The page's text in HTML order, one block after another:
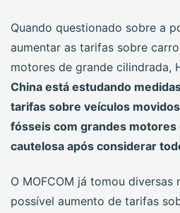
Quando questionado sobre a
aumentar as tarifas sobre
motores de grande cilindrada,
China está estudando
tarifas sobre veículos
fósseis com grandes motores
cautelosa após considerar
O MOFCOM já tomou diversas
possível aumento de tarifas